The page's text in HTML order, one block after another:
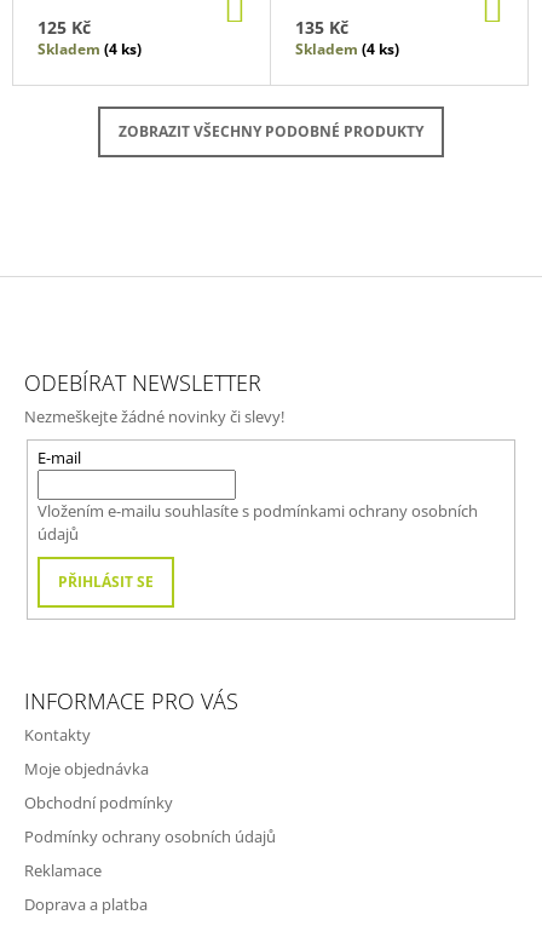
125 Kč KOŠÍKU
Skladem (4 ks)
135 Kč
Skladem (4 ks)
ZOBRAZIT VŠECHNY PODOBNÉ PRODUKTY
ODEBÍRAT NEWSLETTER
Nezmeškejte žádné novinky či slevy!
E-mail
Vložením e-mailu souhlasíte s podmínkami ochrany osobních
údajů
PŘIHLÁSIT SE
INFORMACE PRO VÁS
Kontakty
Moje objednávka
Obchodní podmínky
Podmínky ochrany osobních údajů
Reklamace
Doprava a platba